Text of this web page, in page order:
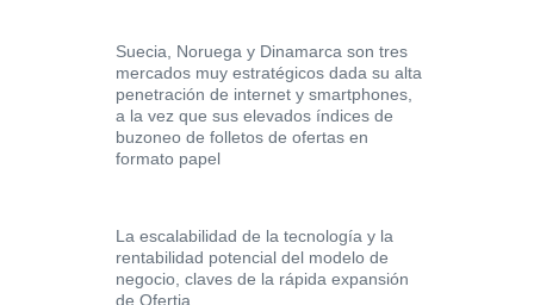
Suecia, Noruega y Dinamarca son tres
mercados muy estratégicos dada su alta
penetración de internet y smartphones,
a la vez que sus elevados índices de
buzoneo de folletos de ofertas en
formato papel
La escalabilidad de la tecnología y la
rentabilidad potencial del modelo de
negocio, claves de la rápida expansión
de Ofertia